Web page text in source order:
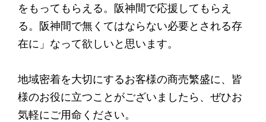
をもってもらえる。阪神間で応援してもらえ
る。阪神間で無くてはならない必要とされる存
在に」なって欲しいと思います。
地域密着を大切にするお客様の商売繁盛に、皆
様のお役に立つことがございましたら、ぜひお
気軽にご用命ください。